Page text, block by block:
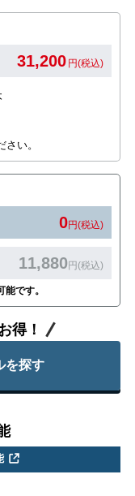
31,200 円(税込)
い。
0円(税込)
11,880円(税込)
です。
得！
を探す